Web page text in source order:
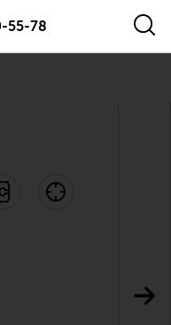
55-78